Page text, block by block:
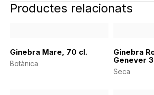
Productes relacionats
Ginebra Mare, 70 cl.
Botànica
Ginebra
Genever
Seca